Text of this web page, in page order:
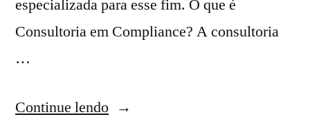
especializada para esse fim. O que é
Consultoria em Compliance? A consultoria
…
Continue lendo